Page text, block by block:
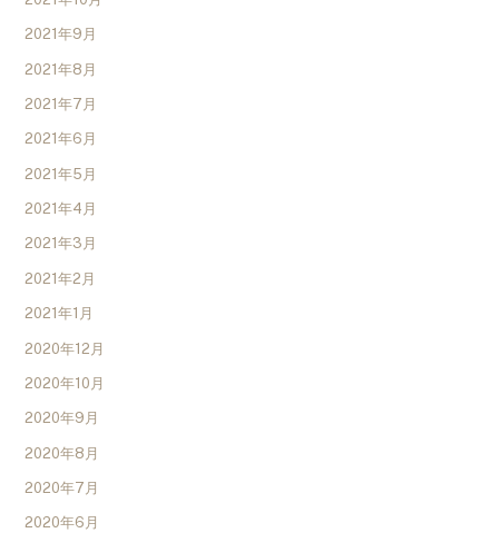
2021年9月
2021年8月
2021年7月
2021年6月
2021年5月
2021年4月
2021年3月
2021年2月
2021年1月
2020年12月
2020年10月
2020年9月
2020年8月
2020年7月
2020年6月